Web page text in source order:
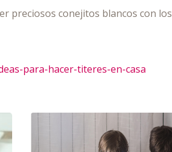
preciosos conejitos blancos con los
para-hacer-titeres-en-casa